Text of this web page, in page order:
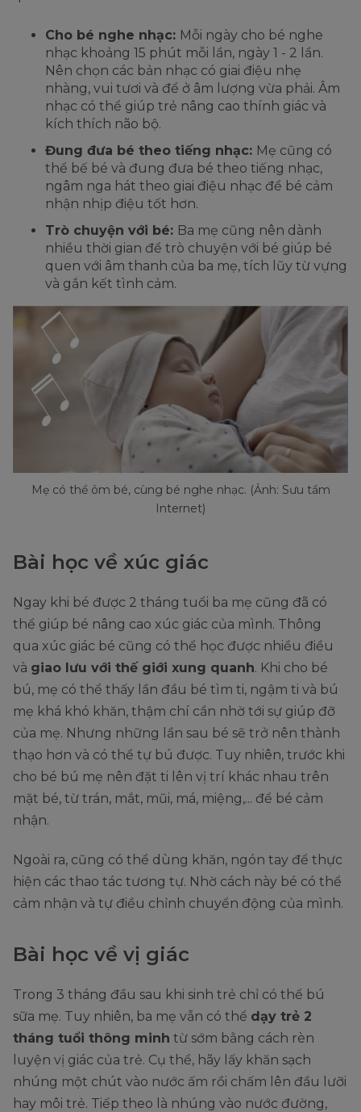
Cho bé nghe nhạc: Mỗi ngày cho bé nghe
nhạc khoảng 15 phút mỗi lần, ngày 1 - 2 lần.
Nên chọn các bản nhạc có giai điệu nhẹ
nhàng, vui tươi và để ở âm lượng vừa phải. Âm
nhạc có thể giúp trẻ nâng cao thính giác và
kích thích não bộ.
Đung đưa bé theo tiếng nhạc: Mẹ cũng có
thể bế bé và đung đưa bé theo tiếng nhạc,
ngâm nga hát theo giai điệu nhạc để bé cảm
nhận nhịp điệu tốt hơn.
Trò chuyện với bé: Ba mẹ cũng nên dành
nhiều thời gian để trò chuyện với bé giúp bé
quen với âm thanh của ba mẹ, tích lũy từ vựng
và gắn kết tình cảm.
Mẹ có thể ôm bé, cùng bé nghe nhạc. (Ảnh: Sưu tầm
Internet)
Bài học về xúc giác
Ngay khi bé được 2 tháng tuổi ba mẹ cũng đã có
thể giúp bé nâng cao xúc giác của mình. Thông
qua xúc giác bé cũng có thể học được nhiều điều
và giao lưu với thế giới xung quanh. Khi cho bé
bú, mẹ có thể thấy lần đầu bé tìm ti, ngậm ti và bú
mẹ khá khó khăn, thậm chí cần nhờ tới sự giúp đỡ
của mẹ. Nhưng những lần sau bé sẽ trở nên thành
thạo hơn và có thể tự bú được. Tuy nhiên, trước khi
cho bé bú mẹ nên đặt ti lên vị trí khác nhau trên
mặt bé, từ trán, mắt, mũi, má, miệng,... để bé cảm
nhận.
Ngoài ra, cũng có thể dùng khăn, ngón tay để thực
hiện các thao tác tương tự. Nhờ cách này bé có thể
cảm nhận và tự điều chỉnh chuyển động của mình.
Bài học về vị giác
Trong 3 tháng đầu sau khi sinh trẻ chỉ có thể bú
sữa mẹ. Tuy nhiên, ba mẹ vẫn có thể dạy trẻ 2
tháng tuổi thông minh từ sớm bằng cách rèn
luyện vị giác của trẻ. Cụ thể, hãy lấy khăn sạch
nhúng một chút vào nước ấm rồi chấm lên đầu lưỡi
hay môi trẻ. Tiếp theo là nhúng vào nước đường,